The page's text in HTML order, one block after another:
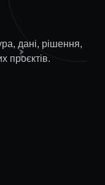
дані, рішення,
проєктів.